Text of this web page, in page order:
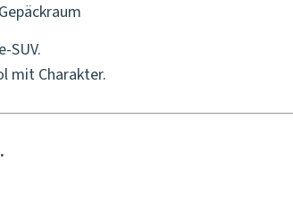
SUV.
mit Charakter.